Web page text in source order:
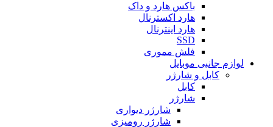
باکس هارد و داک
هارد اکسترنال
هارد اینترنال
SSD
فلش مموری
لوازم جانبی موبایل
کابل و شارژر
کابل
شارژر
شارژر دیواری
شارژر رومیزی